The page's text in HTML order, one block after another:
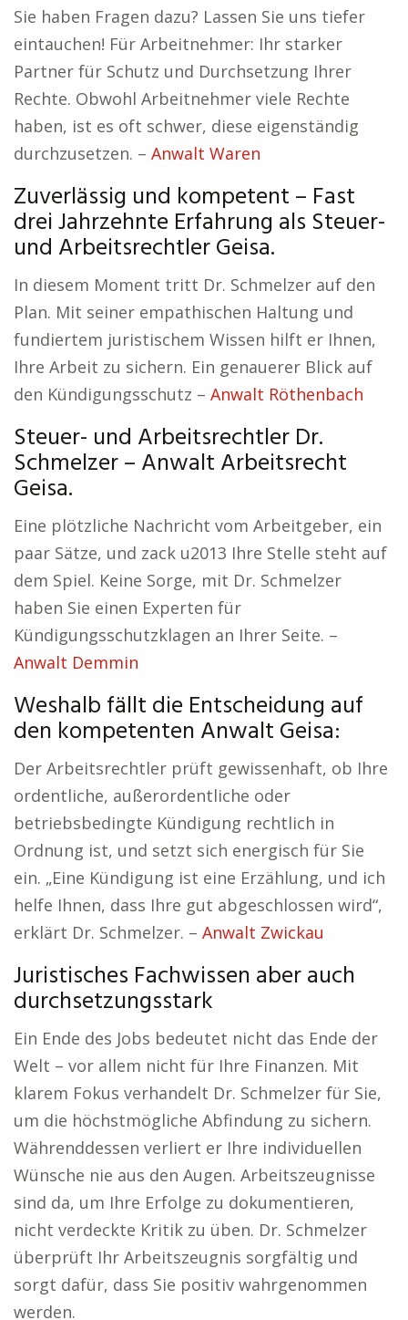
Sie haben Fragen dazu? Lassen Sie uns tiefer
eintauchen! Für Arbeitnehmer: Ihr starker
Partner für Schutz und Durchsetzung Ihrer
Rechte. Obwohl Arbeitnehmer viele Rechte
haben, ist es oft schwer, diese eigenständig
durchzusetzen. – Anwalt Waren
Zuverlässig und kompetent – Fast
drei Jahrzehnte Erfahrung als Steuer-
und Arbeitsrechtler Geisa.
In diesem Moment tritt Dr. Schmelzer auf den
Plan. Mit seiner empathischen Haltung und
fundiertem juristischem Wissen hilft er Ihnen,
Ihre Arbeit zu sichern. Ein genauerer Blick auf
den Kündigungsschutz – Anwalt Röthenbach
Steuer- und Arbeitsrechtler Dr.
Schmelzer – Anwalt Arbeitsrecht
Geisa.
Eine plötzliche Nachricht vom Arbeitgeber, ein
paar Sätze, und zack u2013 Ihre Stelle steht auf
dem Spiel. Keine Sorge, mit Dr. Schmelzer
haben Sie einen Experten für
Kündigungsschutzklagen an Ihrer Seite. –
Anwalt Demmin
Weshalb fällt die Entscheidung auf
den kompetenten Anwalt Geisa:
Der Arbeitsrechtler prüft gewissenhaft, ob Ihre
ordentliche, außerordentliche oder
betriebsbedingte Kündigung rechtlich in
Ordnung ist, und setzt sich energisch für Sie
ein. „Eine Kündigung ist eine Erzählung, und ich
helfe Ihnen, dass Ihre gut abgeschlossen wird“,
erklärt Dr. Schmelzer. – Anwalt Zwickau
Juristisches Fachwissen aber auch
durchsetzungsstark
Ein Ende des Jobs bedeutet nicht das Ende der
Welt – vor allem nicht für Ihre Finanzen. Mit
klarem Fokus verhandelt Dr. Schmelzer für Sie,
um die höchstmögliche Abfindung zu sichern.
Währenddessen verliert er Ihre individuellen
Wünsche nie aus den Augen. Arbeitszeugnisse
sind da, um Ihre Erfolge zu dokumentieren,
nicht verdeckte Kritik zu üben. Dr. Schmelzer
überprüft Ihr Arbeitszeugnis sorgfältig und
sorgt dafür, dass Sie positiv wahrgenommen
werden.